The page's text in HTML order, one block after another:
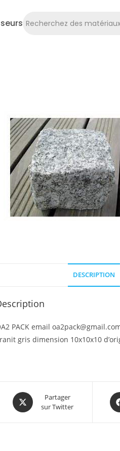
DESCRIPTION
PACK email
gris dimension 10x10x10
Partager
sur Twitter